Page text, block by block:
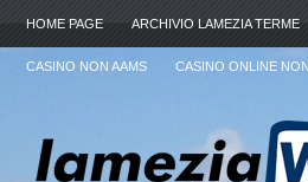
HOME PAGE ARCHIVIO LAMEZIA TERME
CASINO NON AAMS CASINO ONLINE